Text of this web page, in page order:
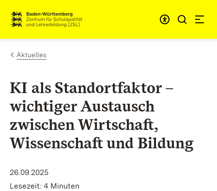
Zum Inhalt springen
Link zur Startseite
Aktuelles
KI als Standortfaktor –
wichtiger Austausch
zwischen Wirtschaft,
Wissenschaft und Bildung
26.09.2025
Lesezeit: 4 Minuten